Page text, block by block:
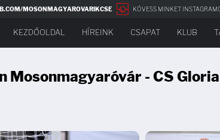
MOSONMAGYAROVARIKCSE KÖVESS MINKET
KEZDŐOLDAL HÍREINK CSAPAT KLUB
- CS